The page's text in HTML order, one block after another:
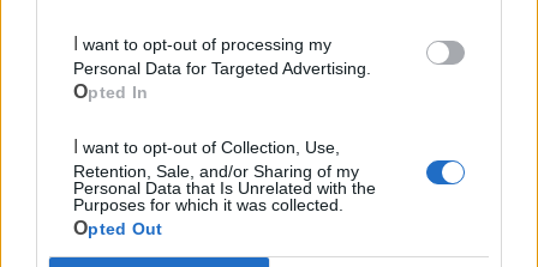
Personal Data for Targeted Advertising.
Opted In
Retention, Sale, and/or Sharing of my
Personal Data that Is Unrelated with the
Purposes for which it was collected.
Opted Out
Mondo CIA